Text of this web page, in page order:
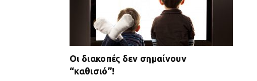
Οι διακοπές δεν σημαίνουν
“καθισιό”!